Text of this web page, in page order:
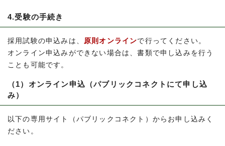
4.受験の手続き
採用試験の申込みは、 原則オンラインで行ってください。
オンライン申込みができない場合は、書類で申し込みを行う
ことも可能です。
（1）オンライン申込（パブリックコネクトにて申し込
み）
以下の専用サイト（パブリックコネクト）からお申し込みく
ださい。